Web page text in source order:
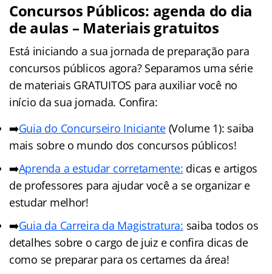
Concursos Públicos: agenda do dia
de aulas – Materiais gratuitos
Está iniciando a sua jornada de preparação para
concursos públicos agora? Separamos uma série
de materiais GRATUITOS para auxiliar você no
início da sua jornada. Confira:
➡️Guia do Concurseiro Iniciante(Volume 1): saiba
mais sobre o mundo dos concursos públicos!
➡️Aprenda a estudar corretamente: dicas e artigos
de professores para ajudar você a se organizar e
estudar melhor!
➡️Guia da Carreira da Magistratura: saiba todos os
detalhes sobre o cargo de juiz e confira dicas de
como se preparar para os certames da área!